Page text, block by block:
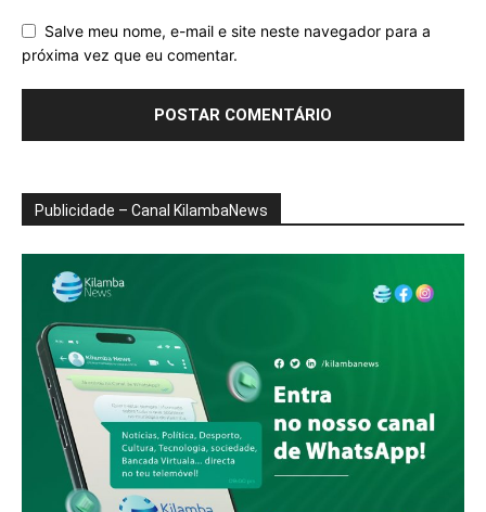
Salve meu nome, e-mail e site neste navegador para a
próxima vez que eu comentar.
Publicidade – Canal KilambaNews